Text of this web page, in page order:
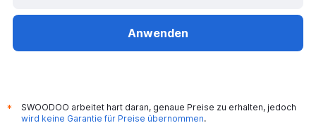
Anwenden
*
SWOODOO arbeitet hart daran, genaue Preise zu erhalten, jedoch
wird keine Garantie für Preise übernommen.